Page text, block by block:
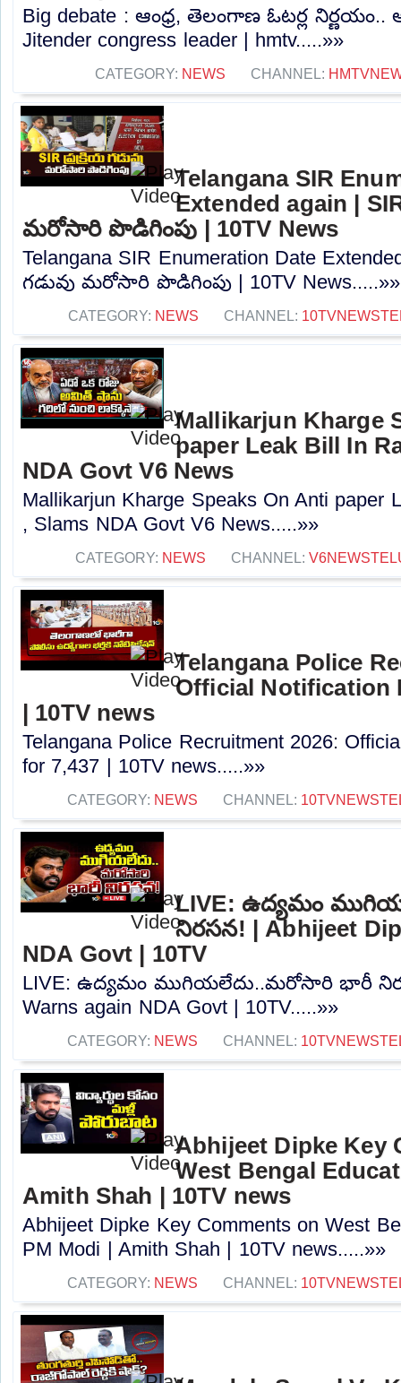
Big debate : ఆంధ్ర, తెలంగాణ ఓటర్ల
Jitender congress leader | hmtv.....»»
CATEGORY: NEWS CHANNEL:
Telangana SIR
Extended again |
మరోసారి పొడిగింపు | 10TV News
Telangana SIR Enumeration Date
గడువు మరోసారి పొడిగింపు | 10TV News.....»»
CATEGORY: NEWS CHANNEL:
Mallikarjun Kharge
paper Leak Bill In
NDA Govt V6 News
Mallikarjun Kharge Speaks On Anti paper
, Slams NDA Govt V6 News.....»»
CATEGORY: NEWS CHANNEL:
Telangana Police
Official Notification
| 10TV news
Telangana Police Recruitment 2026:
for 7,437 | 10TV news.....»»
CATEGORY: NEWS CHANNEL:
LIVE: ఉద్యమం
నిరసన! | Abhijeet
NDA Govt | 10TV
LIVE: ఉద్యమం ముగియలేదు..మరోసారి భారీ
Warns again NDA Govt | 10TV.....»»
CATEGORY: NEWS CHANNEL:
Abhijeet Dipke Key
West Bengal
Amith Shah | 10TV news
Abhijeet Dipke Key Comments on West
PM Modi | Amith Shah | 10TV news.....»»
CATEGORY: NEWS CHANNEL: